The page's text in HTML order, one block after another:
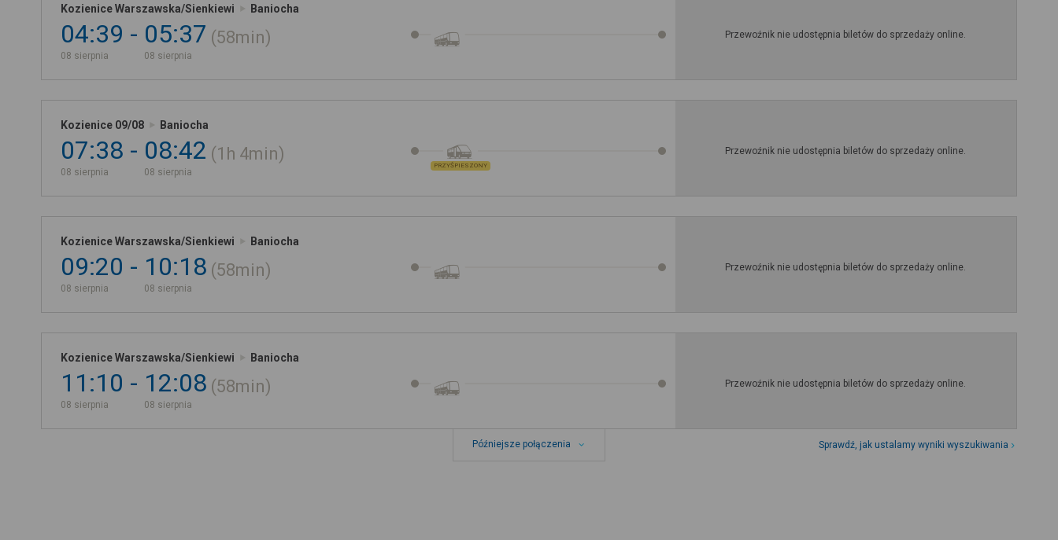
Kozienice Warszawska/Sienkiewi Baniocha
04:39
08 sierpnia
05:37
08 sierpnia
58min Przewoźnik nie udostępnia biletów do sprzedaży online.
Kozienice 09/08 Baniocha
07:38
08 sierpnia
08:42
08 sierpnia
1h 4min
PRZYŚPIESZONY
Przewoźnik nie udostępnia biletów do sprzedaży online.
Kozienice Warszawska/Sienkiewi Baniocha
09:20
08 sierpnia
10:18
08 sierpnia
58min Przewoźnik nie udostępnia biletów do sprzedaży online.
Kozienice Warszawska/Sienkiewi Baniocha
11:10
08 sierpnia
12:08
08 sierpnia
58min Przewoźnik nie udostępnia biletów do sprzedaży online.
Późniejsze połączenia Sprawdź, jak ustalamy wyniki wyszukiwania